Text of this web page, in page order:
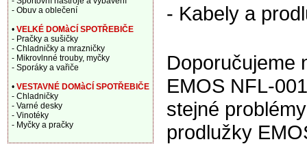
- Kabely a
Doporučujeme
EMOS NFL-
stejné
prodlužky
- Obuv a oblečení
• VELKÉ DOMàCÍ SPOTŘEBIČE
- Pračky a sušičky
- Chladničky a mrazničky
- Mikrovlnné trouby, myčky
- Sporáky a vařiče
• VESTAVNÉ DOMàCÍ SPOTŘEBIČE
- Chladničky
- Varné desky
- Vinotéky
- Myčky a pračky